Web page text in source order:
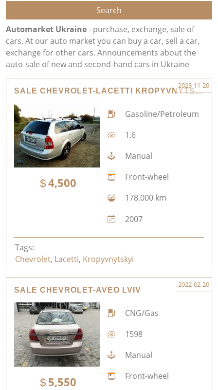
Automarket Ukraine- purchase, exchange, sale of
cars. At our auto market you can buy a car, sell a car,
exchange for other cars. Announcements about the
auto-sale of new and second-hand cars in Ukraine
SALE CHEVROLET-LACETTI KROPYVNYTSKYI
2023-11-20
4,500
Gasoline/Petroleum
1.6
Manual
Front-wheel
178,000 km
2007
Tags:
Chevrolet, Lacetti, Kropyvnytskyi
SALE CHEVROLET-AVEO LVIV
2022-02-20
5,550
CNG/Gas
1598
Manual
Front-wheel